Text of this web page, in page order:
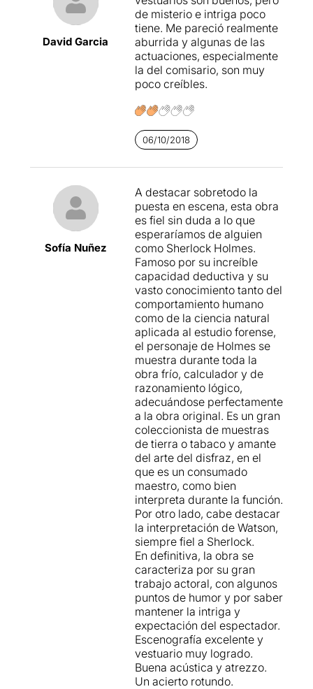
David Garcia
de misterio e intriga poco
tiene. Me pareció realmente
aburrida y algunas de las
actuaciones, especialmente
la del comisario, son muy
poco creíbles.
06/10/2018
Sofía Nuñez
A destacar sobretodo la
puesta en escena, esta obra
es fiel sin duda a lo que
esperaríamos de alguien
como Sherlock Holmes.
Famoso por su increíble
capacidad deductiva y su
vasto conocimiento tanto del
comportamiento humano
como de la ciencia natural
aplicada al estudio forense,
el personaje de Holmes se
muestra durante toda la
obra frío, calculador y de
razonamiento lógico,
adecuándose perfectamente
a la obra original. Es un gran
coleccionista de muestras
de tierra o tabaco y amante
del arte del disfraz, en el
que es un consumado
maestro, como bien
interpreta durante la función.
Por otro lado, cabe destacar
la interpretación de Watson,
siempre fiel a Sherlock.
En definitiva, la obra se
caracteriza por su gran
trabajo actoral, con algunos
puntos de humor y por saber
mantener la intriga y
expectación del espectador.
Escenografía excelente y
vestuario muy logrado.
Buena acústica y atrezzo.
Un acierto rotundo.